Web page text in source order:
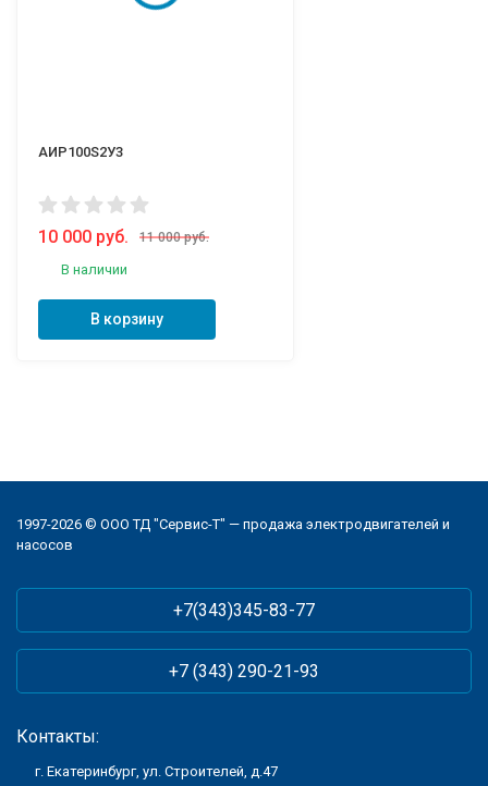
АИР100S2У3
10 000 руб. 11 000 руб.
В наличии
В корзину
1997-2026 © ООО ТД "Сервис-Т" — продажа электродвигателей и
насосов
+7(343)345-83-77
+7 (343) 290-21-93
Контакты:
г. Екатеринбург, ул. Строителей, д.47